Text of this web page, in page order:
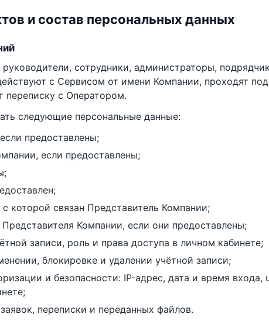
и состав персональных данных
руководители, сотрудники, администраторы,
с Сервисом от имени Компании, проходят
переписку с Оператором.
следующие персональные данные:
предоставлены;
если предоставлены;
которой связан Представитель Компании;
Компании, если они предоставлены;
записи, роль и права доступа в личном кабинете;
блокировке и удалении учётной записи;
и безопасности: IP-адрес, дата и время входа,
переписки и переданных файлов.